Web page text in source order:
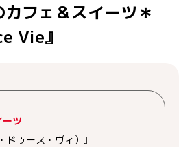
フェ＆スイーツ＊
Vie』
ツ
ドゥース・ヴィ）』